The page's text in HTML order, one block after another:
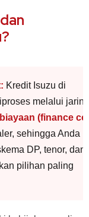
Kredit Isuzu di
melalui
(finance
sehingga Anda
DP, tenor, dan
pilihan paling